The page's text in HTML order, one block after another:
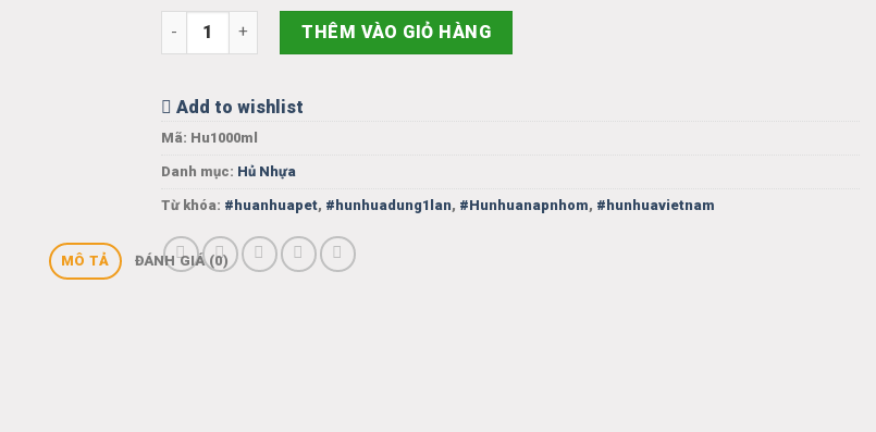
Hủ nhựa nắp nhôm 1000ml số lượng
THÊM VÀO GIỎ HÀNG
Add to wishlist
Mã: Hu1000ml
Danh mục: Hủ Nhựa
Từ khóa: #huanhuapet, #hunhuadung1lan, #Hunhuanapnhom, #hunhuavietnam
MÔ TẢ ĐÁNH GIÁ (0)